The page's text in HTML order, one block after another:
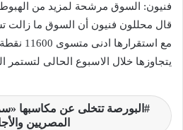
فنيون: السوق مرشحة لمزيد من
قال محللون فنيون أن السوق ما زالت
مع
يتجاوزها خلال الاسبوع الحالى لتستمر
البورصة تتخلى عن مكاسبها
المصريين